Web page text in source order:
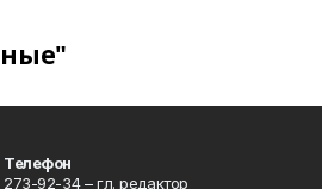
Телефон
273-92-34 – гл. редактор